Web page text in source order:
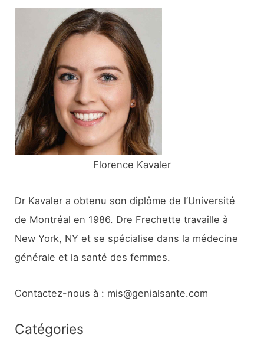
:
Florence Kavaler
Dr Kavaler a obtenu son diplôme de l’Université
de Montréal en 1986. Dre Frechette travaille à
New York, NY et se spécialise dans la médecine
générale et la santé des femmes.
Contactez-nous à : mis@genialsante.com
Catégories